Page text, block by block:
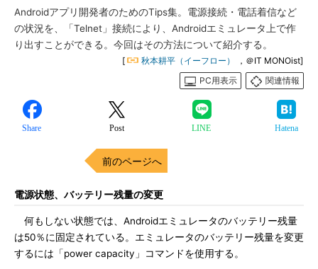
Androidアプリ開発者のためのTips集。電源接続・電話着信など
の状況を、「Telnet」接続により、Androidエミュレータ上で作
り出すことができる。今回はその方法について紹介する。
[ 秋本耕平（イーフロー）
，＠IT MONOist]
PC用表示
関連情報
Share Post LINE Hatena
前のページへ
電源状態、バッテリー残量の変更
何もしない状態では、Androidエミュレータのバッテリー残量
は50％に固定されている。エミュレータのバッテリー残量を変更
するには「power capacity」コマンドを使用する。